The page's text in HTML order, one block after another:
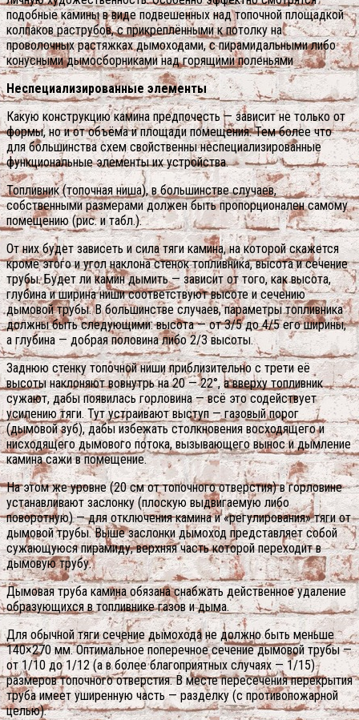
подобные камины в виде подвешенных над топочной площадкой
колпаков раструбов, с прикреплёнными к потолку на
проволочных растяжках дымоходами, с пирамидальными либо
конусными дымосборниками над горящими поленьями
Неспециализированные элементы
Какую конструкцию камина предпочесть — зависит не только от
формы, но и от объёма и площади помещения. Тем более что
для большинства схем свойственны неспециализированные
функциональные элементы их устройства.
Топливник (топочная ниша), в большинстве случаев,
собственными размерами должен быть пропорционален самому
помещению (рис. и табл.).
От них будет зависеть и сила тяги камина, на которой скажется
кроме этого и угол наклона стенок топливника, высота и сечение
трубы. Будет ли камин дымить — зависит от того, как высота,
глубина и ширина ниши соответствуют высоте и сечению
дымовой трубы. В большинстве случаев, параметры топливника
должны быть следующими: высота — от 3/5 до 4/5 его ширины,
а глубина — добрая половина либо 2/3 высоты.
Заднюю стенку топочной ниши приблизительно с трети её
высоты наклоняют вовнутрь на 20 — 22°, а вверху топливник
сужают, дабы появилась горловина — всё это содействует
усилению тяги. Тут устраивают выступ — газовый порог
(дымовой зуб), дабы избежать столкновения восходящего и
нисходящего дымового потока, вызывающего вынос и дымление
камина сажи в помещение.
На этом же уровне (20 см от топочного отверстия) в горловине
устанавливают заслонку (плоскую выдвигаемую либо
поворотную) — для отключения камина и «регулирования» тяги от
дымовой трубы. Выше заслонки дымоход представляет собой
сужающуюся пирамиду, верхняя часть которой переходит в
дымовую трубу.
Дымовая труба камина обязана снабжать действенное удаление
образующихся в топливнике газов и дыма.
Для обычной тяги сечение дымохода не должно быть меньше
140×270 мм. Оптимальное поперечное сечение дымовой трубы —
от 1/10 до 1/12 (а в более благоприятных случаях — 1/15)
размеров топочного отверстия. В месте пересечения перекрытия
труба имеет уширенную часть — разделку (с противопожарной
целью).